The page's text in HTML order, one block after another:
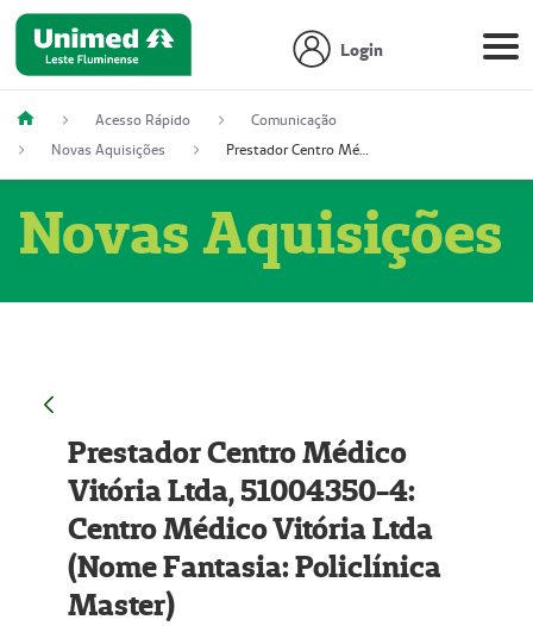
Login
Acesso Rápido
Comunicação
Novas Aquisições
Prestador Centro Médico Vitória Ltda, 51004350-4: Centro Médico Vitória Ltda (Nome Fantasia: Policlínica Master)
Novas Aquisições
Prestador Centro Médico
Vitória Ltda, 51004350-4:
Centro Médico Vitória Ltda
(Nome Fantasia: Policlínica
Master)